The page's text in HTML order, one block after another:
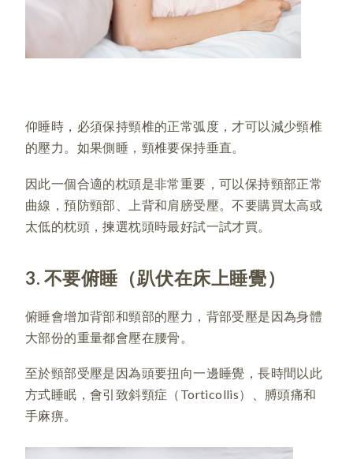
仰睡時，必須保持頸椎的正常弧度，才可以減少頸椎
的壓力。如果側睡，頸椎要保持垂直。
因此一個合適的枕頭是非常重要，可以保持頸部正常
曲線，預防頸部、上背和肩膀受壓。不要購買太高或
太低的枕頭，揀選枕頭時最好試一試才買。
3. 不要俯睡（趴伏在床上睡覺）
俯睡會增加背部和頸部的壓力，背部受壓是因為身體
大部份的重量都會壓在腰骨。
至於頸部受壓是因為頭要扭向一邊睡覺，長時間以此
方式睡眠，會引致斜頸症（Torticollis）、膊頭痛和
手麻痹。